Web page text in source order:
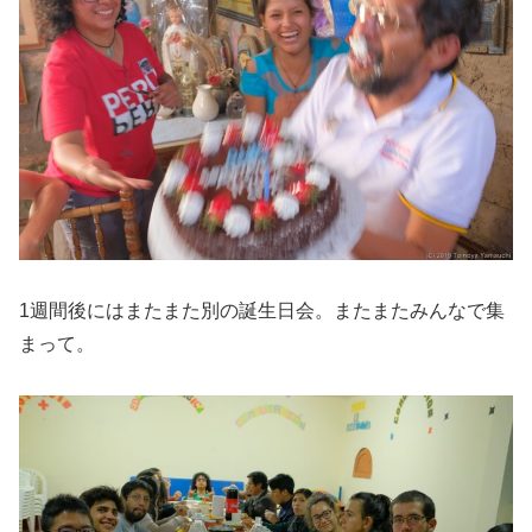
1週間後にはまたまた別の誕生日会。またまたみんなで集
まって。